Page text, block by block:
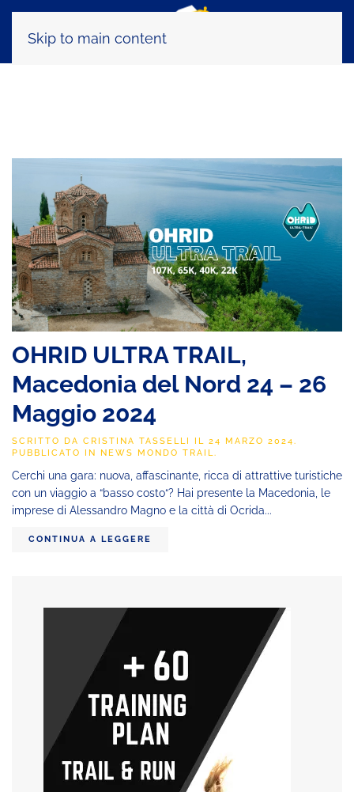
Skip to main content
OHRID ULTRA TRAIL,
Macedonia del Nord 24 – 26
Maggio 2024
SCRITTO DA CRISTINA TASSELLI IL 24 MARZO 2024.
PUBBLICATO IN
NEWS MONDO TRAIL.
Cerchi una gara: nuova, affascinante, ricca di attrattive turistiche
con un viaggio a “basso costo“? Hai presente la Macedonia, le
imprese di Alessandro Magno e la città di Ocrida...
CONTINUA A LEGGERE